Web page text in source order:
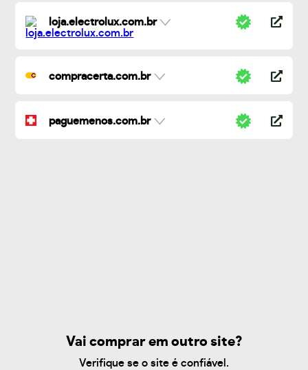
loja.electrolux.com.br
compracerta.com.br
paguemenos.com.br
Vai comprar em outro site?
Verifique se o site é confiável.